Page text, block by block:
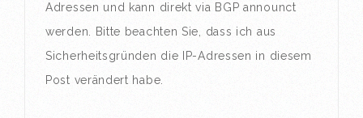
Adressen und kann direkt via BGP announct
werden. Bitte beachten Sie, dass ich aus
Sicherheitsgründen die IP-Adressen in diesem
Post verändert habe.